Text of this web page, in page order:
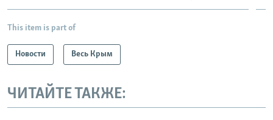
This item is part of
Новости Весь Крым
ЧИТАЙТЕ ТАКЖЕ: